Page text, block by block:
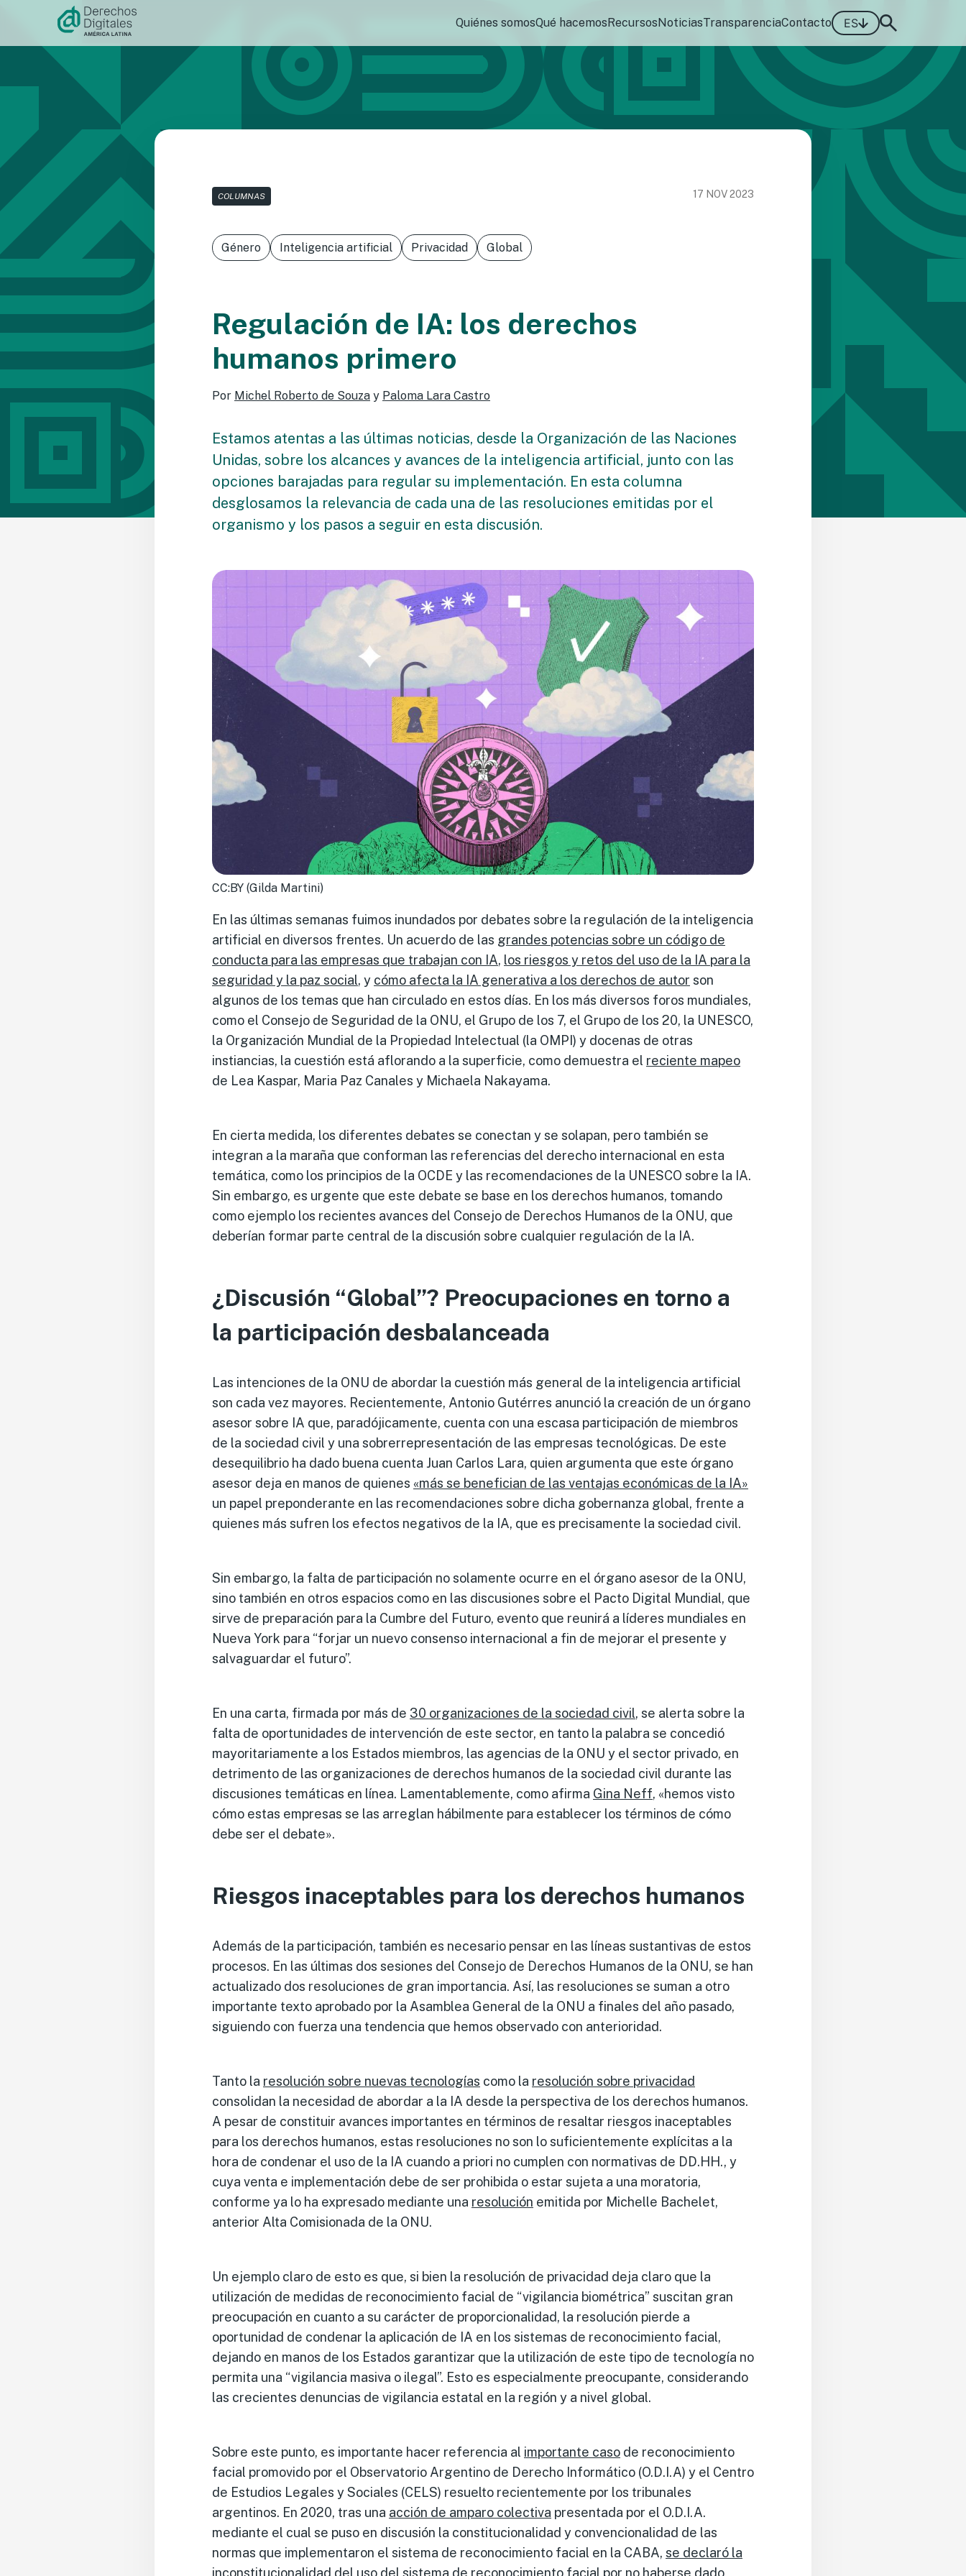
contenido
Quiénes somosQué hacemosRecursosNoticiasTransparenciaContacto ES
COLUMNAS 17 NOV 2023
Género Inteligencia artificial Privacidad Global
Regulación de IA: los derechos
humanos primero
Por Michel Roberto de Souza y Paloma Lara Castro
Estamos atentas a las últimas noticias, desde la Organización de las Naciones
Unidas, sobre los alcances y avances de la inteligencia artificial, junto con las
opciones barajadas para regular su implementación. En esta columna
desglosamos la relevancia de cada una de las resoluciones emitidas por el
organismo y los pasos a seguir en esta discusión.
CC:BY (Gilda Martini)
En las últimas semanas fuimos inundados por debates sobre la regulación de la inteligencia
artificial en diversos frentes. Un acuerdo de las grandes potencias sobre un código de
conducta para las empresas que trabajan con IA, los riesgos y retos del uso de la IA para la
seguridad y la paz social, y cómo afecta la IA generativa a los derechos de autor son
algunos de los temas que han circulado en estos días. En los más diversos foros mundiales,
como el Consejo de Seguridad de la ONU, el Grupo de los 7, el Grupo de los 20, la UNESCO,
la Organización Mundial de la Propiedad Intelectual (la OMPI) y docenas de otras
instiancias, la cuestión está aflorando a la superficie, como demuestra el reciente mapeo
de Lea Kaspar, Maria Paz Canales y Michaela Nakayama.
En cierta medida, los diferentes debates se conectan y se solapan, pero también se
integran a la maraña que conforman las referencias del derecho internacional en esta
temática, como los principios de la OCDE y las recomendaciones de la UNESCO sobre la IA.
Sin embargo, es urgente que este debate se base en los derechos humanos, tomando
como ejemplo los recientes avances del Consejo de Derechos Humanos de la ONU, que
deberían formar parte central de la discusión sobre cualquier regulación de la IA.
¿Discusión “Global”? Preocupaciones en torno a
la participación desbalanceada
Las intenciones de la ONU de abordar la cuestión más general de la inteligencia artificial
son cada vez mayores. Recientemente, Antonio Gutérres anunció la creación de un órgano
asesor sobre IA que, paradójicamente, cuenta con una escasa participación de miembros
de la sociedad civil y una sobrerrepresentación de las empresas tecnológicas. De este
desequilibrio ha dado buena cuenta Juan Carlos Lara, quien argumenta que este órgano
asesor deja en manos de quienes «más se benefician de las ventajas económicas de la IA»
un papel preponderante en las recomendaciones sobre dicha gobernanza global, frente a
quienes más sufren los efectos negativos de la IA, que es precisamente la sociedad civil.
Sin embargo, la falta de participación no solamente ocurre en el órgano asesor de la ONU,
sino también en otros espacios como en las discusiones sobre el Pacto Digital Mundial, que
sirve de preparación para la Cumbre del Futuro, evento que reunirá a líderes mundiales en
Nueva York para “forjar un nuevo consenso internacional a fin de mejorar el presente y
salvaguardar el futuro”.
En una carta, firmada por más de 30 organizaciones de la sociedad civil, se alerta sobre la
falta de oportunidades de intervención de este sector, en tanto la palabra se concedió
mayoritariamente a los Estados miembros, las agencias de la ONU y el sector privado, en
detrimento de las organizaciones de derechos humanos de la sociedad civil durante las
discusiones temáticas en línea. Lamentablemente, como afirma Gina Neff, «hemos visto
cómo estas empresas se las arreglan hábilmente para establecer los términos de cómo
debe ser el debate».
Riesgos inaceptables para los derechos humanos
Además de la participación, también es necesario pensar en las líneas sustantivas de estos
procesos. En las últimas dos sesiones del Consejo de Derechos Humanos de la ONU, se han
actualizado dos resoluciones de gran importancia. Así, las resoluciones se suman a otro
importante texto aprobado por la Asamblea General de la ONU a finales del año pasado,
siguiendo con fuerza una tendencia que hemos observado con anterioridad.
Tanto la resolución sobre nuevas tecnologías como la resolución sobre privacidad
consolidan la necesidad de abordar a la IA desde la perspectiva de los derechos humanos.
A pesar de constituir avances importantes en términos de resaltar riesgos inaceptables
para los derechos humanos, estas resoluciones no son lo suficientemente explícitas a la
hora de condenar el uso de la IA cuando a priori no cumplen con normativas de DD.HH., y
cuya venta e implementación debe de ser prohibida o estar sujeta a una moratoria,
conforme ya lo ha expresado mediante una resolución emitida por Michelle Bachelet,
anterior Alta Comisionada de la ONU.
Un ejemplo claro de esto es que, si bien la resolución de privacidad deja claro que la
utilización de medidas de reconocimiento facial de “vigilancia biométrica” suscitan gran
preocupación en cuanto a su carácter de proporcionalidad, la resolución pierde a
oportunidad de condenar la aplicación de IA en los sistemas de reconocimiento facial,
dejando en manos de los Estados garantizar que la utilización de este tipo de tecnología no
permita una “vigilancia masiva o ilegal”. Esto es especialmente preocupante, considerando
las crecientes denuncias de vigilancia estatal en la región y a nivel global.
Sobre este punto, es importante hacer referencia al importante caso de reconocimiento
facial promovido por el Observatorio Argentino de Derecho Informático (O.D.I.A) y el Centro
de Estudios Legales y Sociales (CELS) resuelto recientemente por los tribunales
argentinos. En 2020, tras una acción de amparo colectiva presentada por el O.D.I.A.
mediante el cual se puso en discusión la constitucionalidad y convencionalidad de las
normas que implementaron el sistema de reconocimiento facial en la CABA, se declaró la